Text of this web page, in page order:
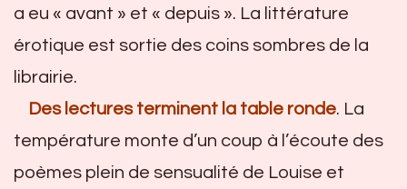
a eu « avant » et « depuis ». La littérature
érotique est sortie des coins sombres de la
librairie.
Des lectures terminent la table ronde. La
température monte d’un coup à l’écoute des
poèmes plein de sensualité de Louise et